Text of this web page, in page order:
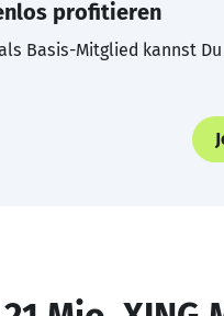
profitieren
Basis-Mitglied kannst